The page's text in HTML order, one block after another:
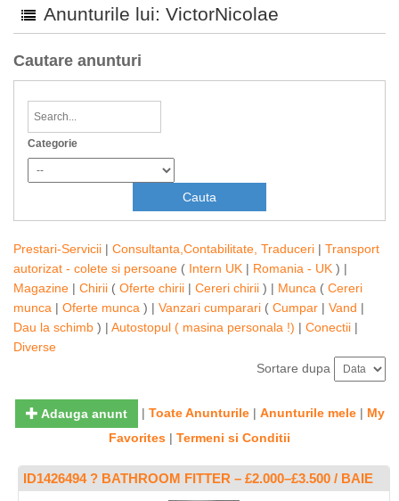
Anunturile lui: VictorNicolae
Cautare anunturi
Categorie
Prestari-Servicii | Consultanta,Contabilitate, Traduceri | Transport
autorizat - colete si persoane ( Intern UK | Romania - UK ) |
Magazine | Chirii ( Oferte chirii | Cereri chirii ) | Munca ( Cereri
munca | Oferte munca ) | Vanzari cumparari ( Cumpar | Vand |
Dau la schimb ) | Autostopul ( masina personala !) | Conectii |
Diverse
Sortare dupa
Adauga anunt | Toate Anunturile| Anunturile mele| My
Favorites | Termeni si Conditii
ID1426494 ? BATHROOM FITTER – £2.000–£3.500 / BAIE